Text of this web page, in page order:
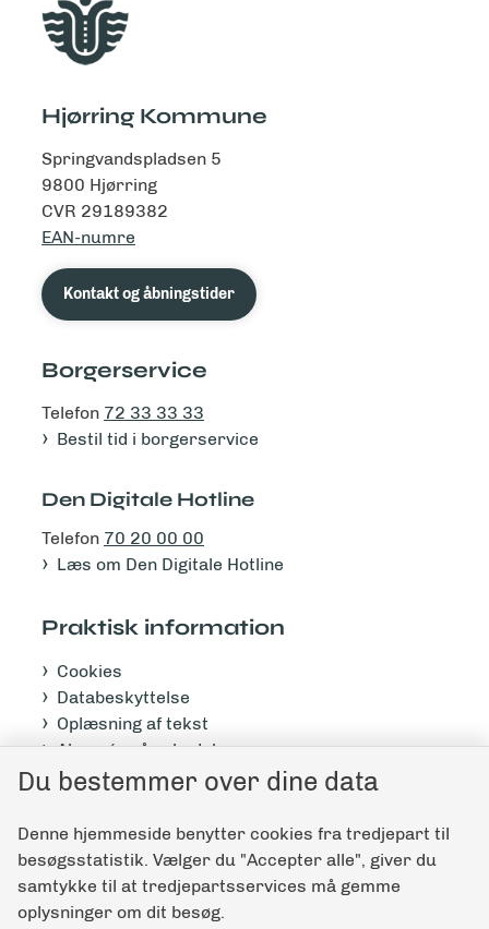
Hjørring Kommune
Springvandspladsen 5
9800 Hjørring
CVR 29189382
EAN-numre
Kontakt og åbningstider
Borgerservice
Telefon 72 33 33 33
Bestil tid i borgerservice
Den Digitale Hotline
Telefon 70 20 00 00
Læs om Den Digitale Hotline
Praktisk information
Cookies
Databeskyttelse
Oplæsning af tekst
Abonnér på nyhedsbrev
Tilgængelighedserklæring
Giv feedback til denne side
Du bestemmer over dine data
Denne hjemmeside benytter cookies fra tredjepart til
besøgsstatistik. Vælger du "Accepter alle", giver du
samtykke til at tredjepartsservices må gemme
oplysninger om dit besøg.